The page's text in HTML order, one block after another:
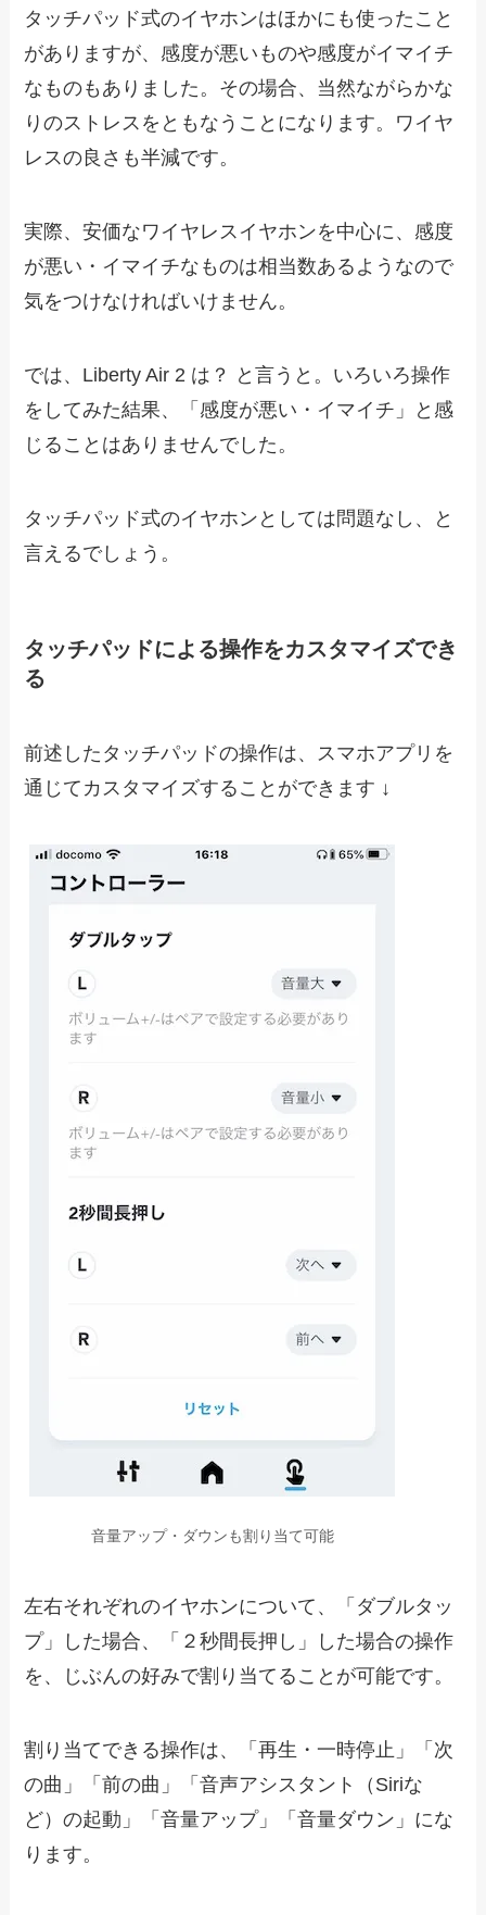
タッチパッド式のイヤホンはほかにも使ったこと
がありますが、感度が悪いものや感度がイマイチ
なものもありました。その場合、当然ながらかな
りのストレスをともなうことになります。ワイヤ
レスの良さも半減です。
実際、安価なワイヤレスイヤホンを中心に、感度
が悪い・イマイチなものは相当数あるようなので
気をつけなければいけません。
では、Liberty Air 2 は？ と言うと。いろいろ操作
をしてみた結果、「感度が悪い・イマイチ」と感
じることはありませんでした。
タッチパッド式のイヤホンとしては問題なし、と
言えるでしょう。
タッチパッドによる操作をカスタマイズでき
る
前述したタッチパッドの操作は、スマホアプリを
通じてカスタマイズすることができます ↓
音量アップ・ダウンも割り当て可能
左右それぞれのイヤホンについて、「ダブルタッ
プ」した場合、「２秒間長押し」した場合の操作
を、じぶんの好みで割り当てることが可能です。
割り当てできる操作は、「再生・一時停止」「次
の曲」「前の曲」「音声アシスタント（Siriな
ど）の起動」「音量アップ」「音量ダウン」にな
ります。